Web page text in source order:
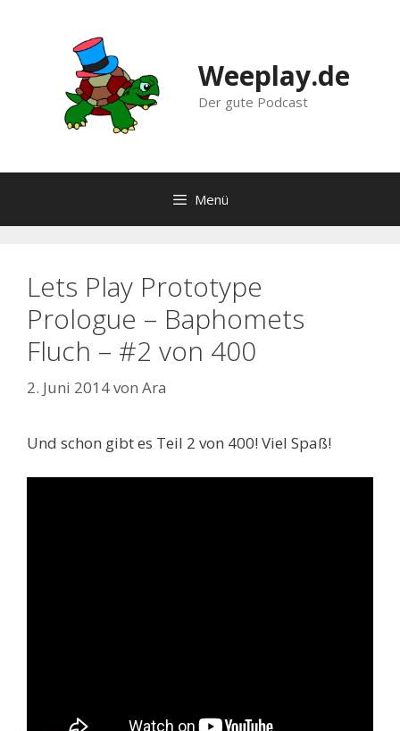
Weeplay.de
Der gute Podcast
Menü
Lets Play Prototype
Prologue – Baphomets
Fluch – #2 von 400
2. Juni 2014von Ara
Und schon gibt es Teil 2 von 400! Viel Spaß!